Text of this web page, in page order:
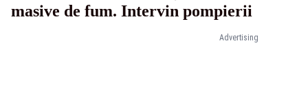
Advertising
masive de fum. Intervin pompierii